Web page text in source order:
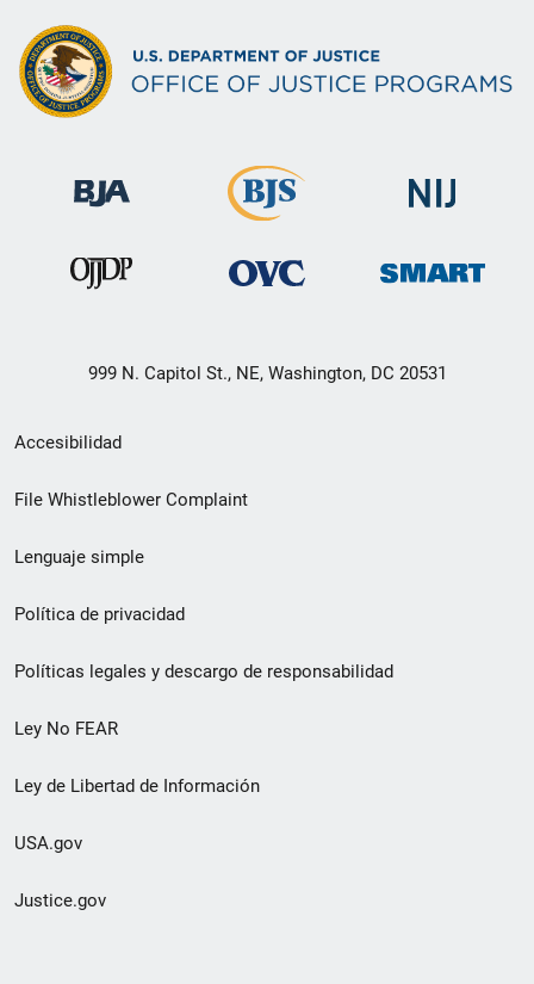
999 N. Capitol St., NE, Washington, DC 20531
Menú
de
de
pie
de
página
Accesibilidad
File Whistleblower Complaint
Lenguaje simple
Política de privacidad
Políticas legales y descargo de responsabilidad
Ley No FEAR
Ley de Libertad de Información
USA.gov
Justice.gov